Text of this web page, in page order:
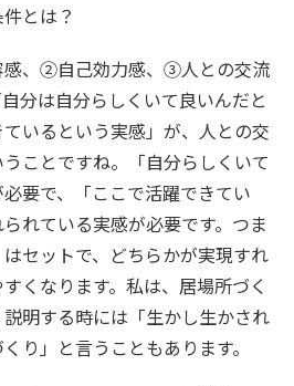
とは？
感、②自己効力感、③人との交流
分は自分らしくいて良いんだと
いるという実感」が、人との交
ことですね。「自分らしくいて
要で、「ここで活躍できてい
れている実感が必要です。つま
セットで、どちらかが実現すれ
くなります。私は、居場所づく
明する時には「生かし生かされ
り」と言うこともあります。